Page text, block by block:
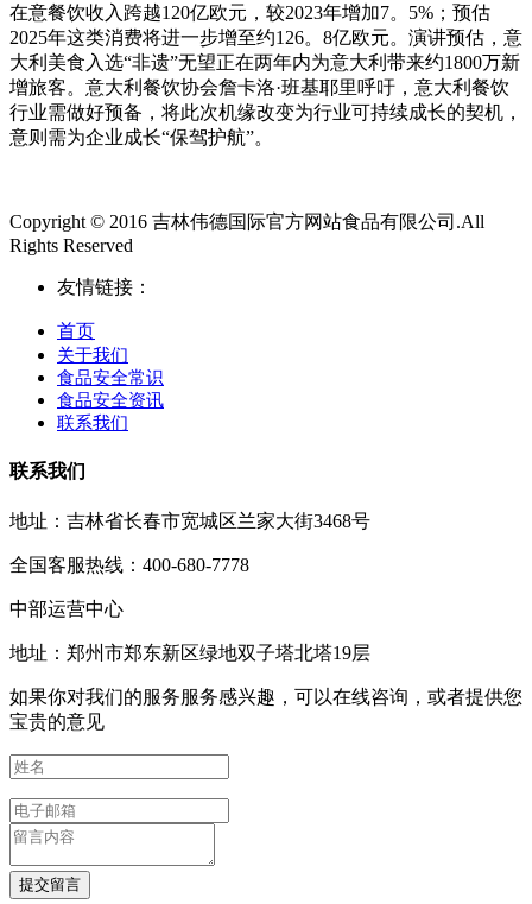
在意餐饮收入跨越120亿欧元，较2023年增加7。5%；预估
2025年这类消费将进一步增至约126。8亿欧元。演讲预估，意
大利美食入选“非遗”无望正在两年内为意大利带来约1800万新
增旅客。意大利餐饮协会詹卡洛·班基耶里呼吁，意大利餐饮
行业需做好预备，将此次机缘改变为行业可持续成长的契机，
意则需为企业成长“保驾护航”。
Copyright © 2016 吉林伟德国际官方网站食品有限公司.All
Rights Reserved
友情链接：
首页
关于我们
食品安全常识
食品安全资讯
联系我们
联系我们
地址：吉林省长春市宽城区兰家大街3468号
全国客服热线：400-680-7778
中部运营中心
地址：郑州市郑东新区绿地双子塔北塔19层
如果你对我们的服务服务感兴趣，可以在线咨询，或者提供您
宝贵的意见
提交留言